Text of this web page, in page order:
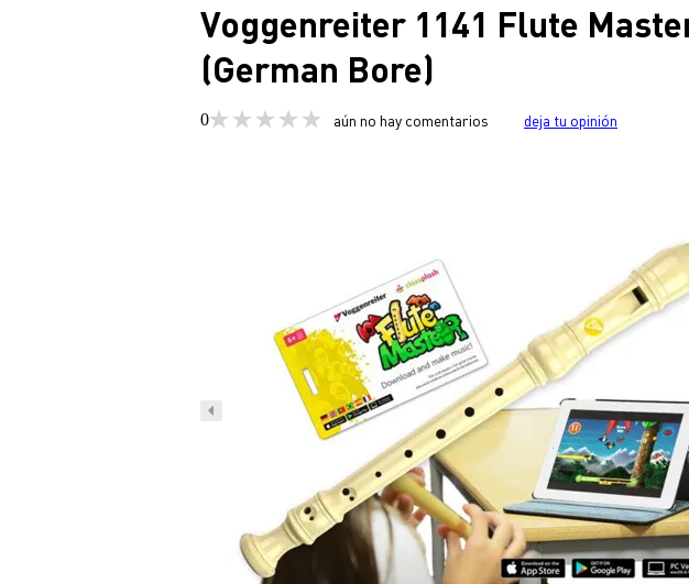
Voggenreiter 1141 Flute
(German Bore)
0 aún no hay comentarios deja tu opinión